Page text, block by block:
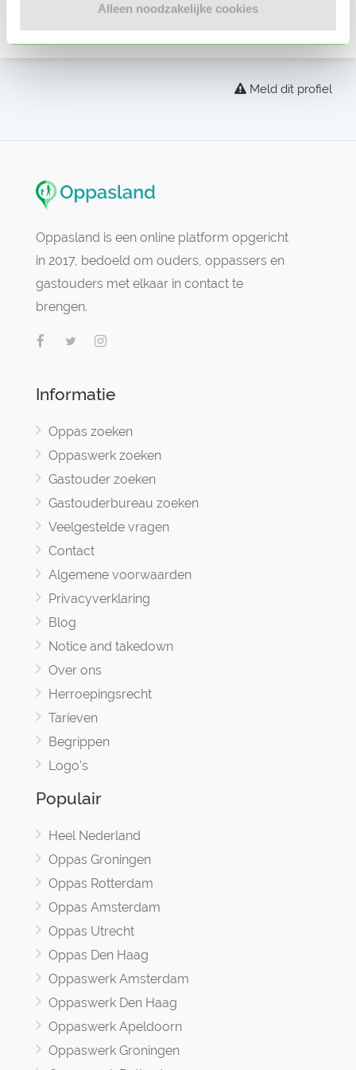
Alleen noodzakelijke cookies
Er zijn nog geen beoordelingen
Meld dit profiel
Oppasland is een online platform opgericht
in 2017, bedoeld om ouders, oppassers en
gastouders met elkaar in contact te
brengen.
Informatie
Oppas zoeken
Oppaswerk zoeken
Gastouder zoeken
Gastouderbureau zoeken
Veelgestelde vragen
Contact
Algemene voorwaarden
Privacyverklaring
Blog
Notice and takedown
Over ons
Herroepingsrecht
Tarieven
Begrippen
Logo's
Populair
Heel Nederland
Oppas Groningen
Oppas Rotterdam
Oppas Amsterdam
Oppas Utrecht
Oppas Den Haag
Oppaswerk Amsterdam
Oppaswerk Den Haag
Oppaswerk Apeldoorn
Oppaswerk Groningen